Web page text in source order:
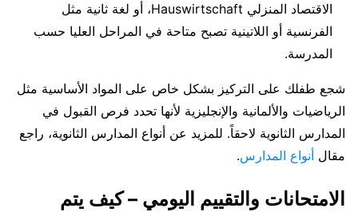
الاقتصاد المنزلي Hauswirtschaft، أو لغة ثانية مثل
الفرنسية أو اللاتينية تصبح متاحة في المراحل العليا حسب
المدرسة.
شجع طفلك على التركيز بشكل خاص على المواد الأساسية مثل
الرياضيات والألمانية والإنجليزية لأنها تحدد فرص القبول في
المدارس الثانوية لاحقاً. للمزيد عن أنواع المدارس الثانوية، راجع
مقال أنواع المدارس.
الامتحانات والتقييم اليومي – كيف يتم